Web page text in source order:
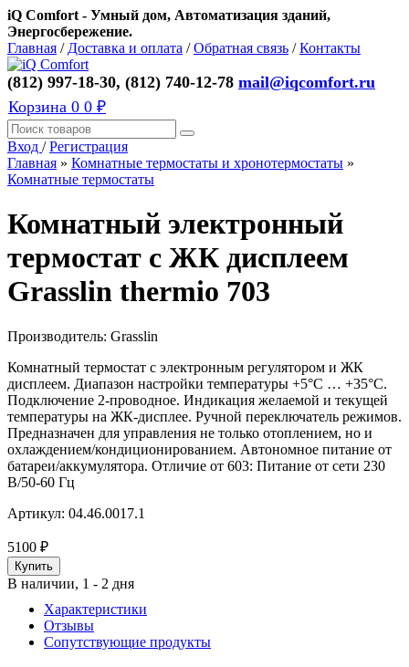
iQ Comfort - Умный дом, Автоматизация зданий,
Энергосбережение.
Главная / Доставка и оплата /Обратная связь /Контакты
(812) 997-18-30, (812) 740-12-78 mail@iqcomfort.ru
Корзина 0 0 ₽
Вход /Регистрация
Главная » Комнатные термостаты и хронотермостаты »
Комнатные термостаты
Комнатный электронный
термостат с ЖК дисплеем
Grasslin thermio 703
Производитель: Grasslin
Комнатный термостат с электронным регулятором и ЖК
дисплеем. Диапазон настройки температуры +5°C … +35°C.
Подключение 2-проводное. Индикация желаемой и текущей
температуры на ЖК-дисплее. Ручной переключатель режимов.
Предназначен для управления не только отоплением, но и
охлаждением/кондиционированием. Автономное питание от
батареи/аккумулятора. Отличие от 603: Питание от сети 230
В/50-60 Гц
Артикул: 04.46.0017.1
5100 ₽
В наличии, 1 - 2 дня
Характеристики
Отзывы
Сопутствующие продукты